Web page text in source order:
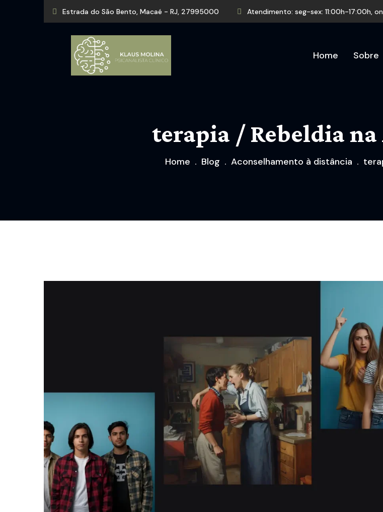
Estrada do São Bento, Macaé - RJ, 27995000 Atendimento: seg-sex: 11:00h-17:00h,
Home Sobre
terapia / Rebeldia
Home Blog Aconselhamento à distância